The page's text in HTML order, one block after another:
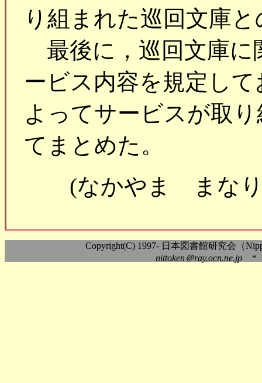
り組まれた巡回文庫
最後に，巡回文庫に
ービス内容を規定し
よってサービスが取
てまとめた。
(なかやま まな
Copyright(C) 1997- 日本図書館研究会（
nittoken＠ray.ocn.ne.jp *